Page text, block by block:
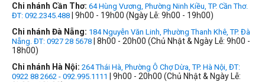
Chi nhánh Cần Thơ: 64 Hùng Vương, Phường Ninh Kiều, TP. Cần Thơ.
ĐT: 092.2345.488 | 9h00 - 19h00 (Ngày Lễ: 9h00 - 19h00)
Chi nhánh Đà Nẵng: 184 Nguyễn Văn Linh, Phường Thanh Khê, TP. Đà
Nẵng. ĐT: 0927 28 5678 | 8h00 - 20h00 (Chủ Nhật & Ngày Lễ: 9h00 -
18h00)
Chi nhánh Hà Nội: 264 Thái Hà, Phường Ô Chợ Dừa, TP. Hà Nội, ĐT:
0922 88 2662 - 092.995.1111
| 9h00 - 20h00 (Chủ Nhật & Ngày Lễ: